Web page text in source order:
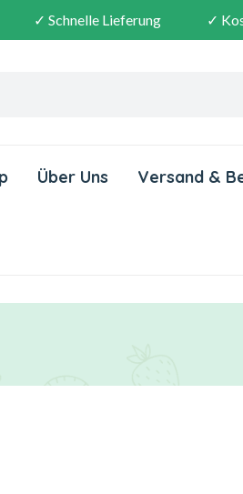
✓ Schnelle Lieferung ✓
Über Uns Versand &